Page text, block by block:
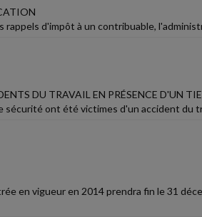
d'impôt à un contribuable,
DU TRAVAIL EN PRÉSENCE D'UN
sécurité ont été victimes d'un accident du
en vigueur en 2014 prendra fin le 31